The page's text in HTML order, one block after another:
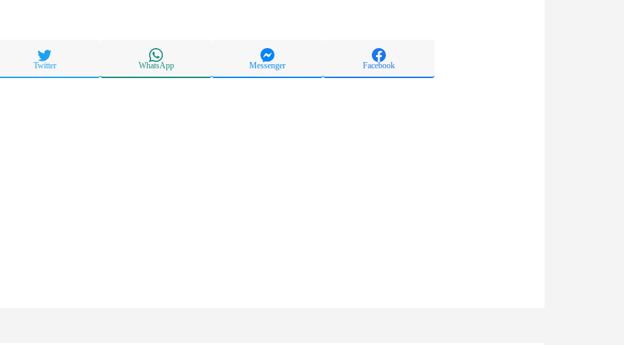
Facebook
Messenger
WhatsApp
Twitter